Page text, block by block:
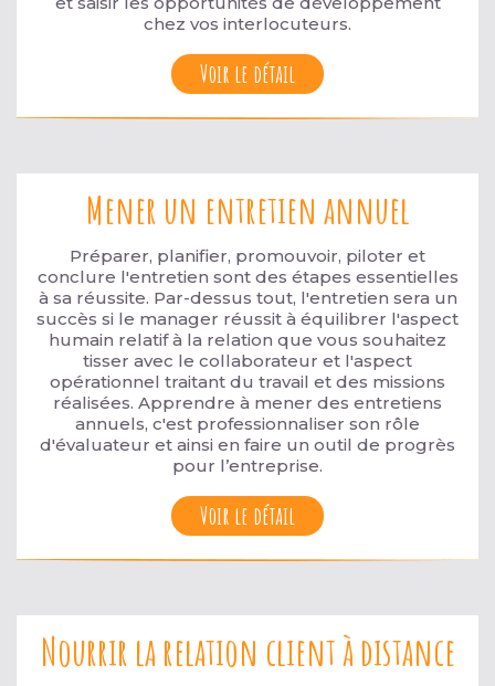
chez vos interlocuteurs.
Voir le détail
Mener un entretien annuel
Préparer, planifier, promouvoir, piloter et
conclure l'entretien sont des étapes essentielles
à sa réussite. Par-dessus tout, l'entretien sera un
succès si le manager réussit à équilibrer l'aspect
humain relatif à la relation que vous souhaitez
tisser avec le collaborateur et l'aspect
opérationnel traitant du travail et des missions
réalisées. Apprendre à mener des entretiens
annuels, c'est professionnaliser son rôle
d'évaluateur et ainsi en faire un outil de progrès
pour l’entreprise.
Voir le détail
Nourrir la relation client à distance